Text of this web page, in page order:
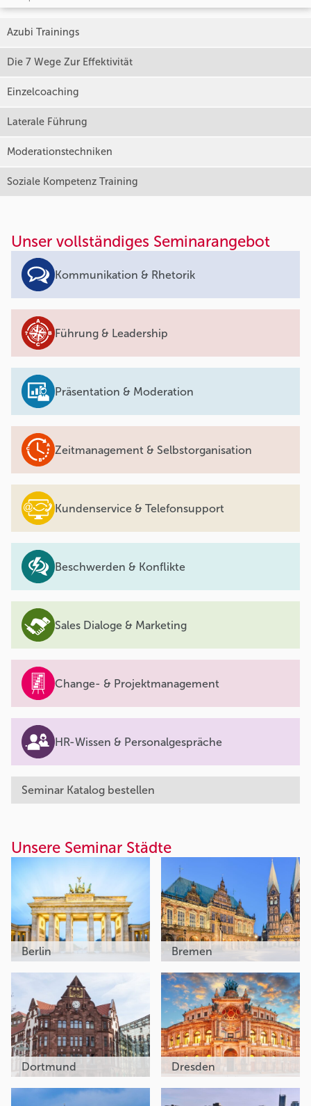
Azubi Trainings
Die 7 Wege Zur Effektivität
Einzelcoaching
Laterale Führung
Moderationstechniken
Soziale Kompetenz Training
Unser vollständiges Seminarangebot
Kommunikation & Rhetorik
Führung & Leadership
Präsentation & Moderation
Zeitmanagement & Selbstorganisation
Kundenservice & Telefonsupport
Beschwerden & Konflikte
Sales Dialoge & Marketing
Change- & Projektmanagement
HR-Wissen & Personalgespräche
Seminar Katalog bestellen
Unsere Seminar Städte
Berlin Bremen
Dortmund Dresden